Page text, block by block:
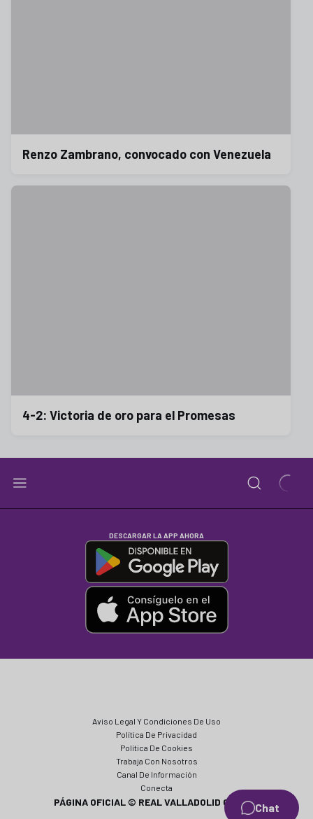
Chat
Renzo Zambrano, convocado con Venezuela
4-2: Victoria de oro para el Promesas
DESCARGAR LA APP AHORA
Aviso Legal Y Condiciones De Uso
Política De Privacidad
Política De Cookies
Trabaja Con Nosotros
Canal De Información
Conecta
PÁGINA OFICIAL © REAL VALLADOLID CF 2024